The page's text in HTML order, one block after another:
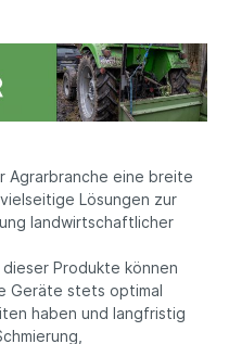
Agrarbranche eine breite
Lösungen zur
landwirtschaftlicher
Produkte können
Geräte stets optimal
haben und langfristig